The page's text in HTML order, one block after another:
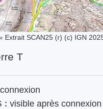
Extrait SCAN25 (r) (c) IGN
T
: visible après connexion